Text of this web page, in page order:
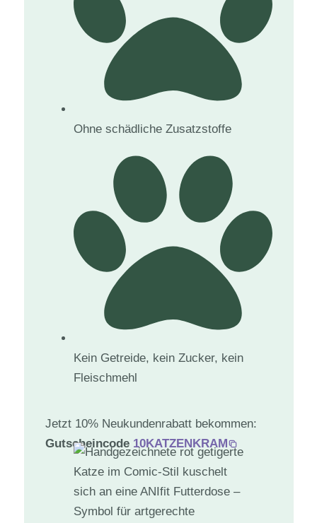
Ohne schädliche Zusatzstoffe
Kein Getreide, kein Zucker, kein
Fleischmehl
Jetzt 10% Neukundenrabatt bekommen:
Gutscheincode 10KATZENKRAM